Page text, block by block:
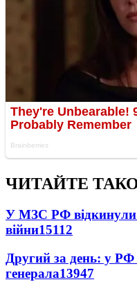
ЧИТАЙТЕ
У МЗС РФ відкинули
війни15112
Другий за день: у
генерала13947